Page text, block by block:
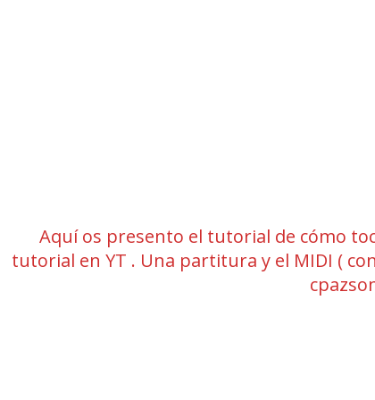
Aquí os presento el tutorial de cómo
tutorial en YT . Una partitura y el MIDI (